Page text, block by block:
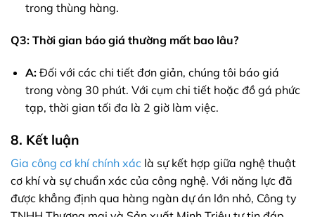
trong thùng hàng.
Q3: Thời gian báo giá thường mất bao lâu?
A:Đối với các chi tiết đơn giản, chúng tôi báo giá
trong vòng 30 phút. Với cụm chi tiết hoặc đồ gá phức
tạp, thời gian tối đa là 2 giờ làm việc.
8. Kết luận
Gia công cơ khí chính xác là sự kết hợp giữa nghệ thuật
cơ khí và sự chuẩn xác của công nghệ. Với năng lực đã
được khẳng định qua hàng ngàn dự án lớn nhỏ, Công ty